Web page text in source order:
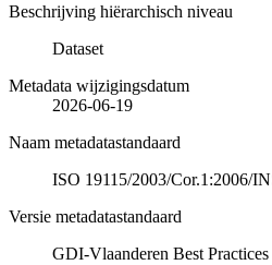
Beschrijving hiërarchisch niveau
Dataset
Metadata wijzigingsdatum
2026-06-19
Naam metadatastandaard
ISO 19115/2003/Cor.1:2006/
Versie metadatastandaard
GDI-Vlaanderen Best